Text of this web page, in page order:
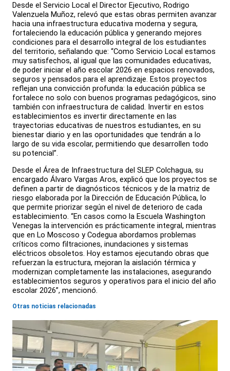
Desde el Servicio Local el Director Ejecutivo, Rodrigo
Valenzuela Muñoz, relevó que estas obras permiten avanzar
hacia una infraestructura educativa moderna y segura,
fortaleciendo la educación pública y generando mejores
condiciones para el desarrollo integral de los estudiantes
del territorio, señalando que: “Como Servicio Local estamos
muy satisfechos, al igual que las comunidades educativas,
de poder iniciar el año escolar 2026 en espacios renovados,
seguros y pensados para el aprendizaje. Estos proyectos
reflejan una convicción profunda: la educación pública se
fortalece no solo con buenos programas pedagógicos, sino
también con infraestructura de calidad. Invertir en estos
establecimientos es invertir directamente en las
trayectorias educativas de nuestros estudiantes, en su
bienestar diario y en las oportunidades que tendrán a lo
largo de su vida escolar, permitiendo que desarrollen todo
su potencial”.
Desde el Área de Infraestructura del SLEP Colchagua, su
encargado Álvaro Vargas Aros, explicó que los proyectos se
definen a partir de diagnósticos técnicos y de la matriz de
riesgo elaborada por la Dirección de Educación Pública, lo
que permite priorizar según el nivel de deterioro de cada
establecimiento. “En casos como la Escuela Washington
Venegas la intervención es prácticamente integral, mientras
que en Lo Moscoso y Codegua abordamos problemas
críticos como filtraciones, inundaciones y sistemas
eléctricos obsoletos. Hoy estamos ejecutando obras que
refuerzan la estructura, mejoran la aislación térmica y
modernizan completamente las instalaciones, asegurando
establecimientos seguros y operativos para el inicio del año
escolar 2026”, mencionó.
Otras noticias relacionadas